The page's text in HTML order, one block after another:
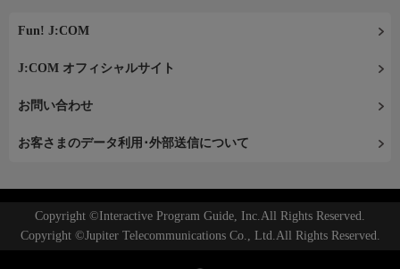
Fun! J:COM
J:COM オフィシャルサイト
お問い合わせ
お客さまのデータ利用･外部送信について
Copyright ©Interactive Program Guide, Inc.All Rights Reserved.
Copyright ©Jupiter Telecommunications Co., Ltd.All Rights Reserved.